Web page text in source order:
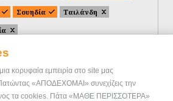
κορυφαία εμπειρία στο site μας
«ΑΠΟΔΕΧΟΜΑΙ» συνεχίζεις την
τα cookies. Πάτα «ΜΑΘΕ ΠΕΡΙΣΣΟΤΕΡΑ»
Σουηδία
Ταιλάνδη